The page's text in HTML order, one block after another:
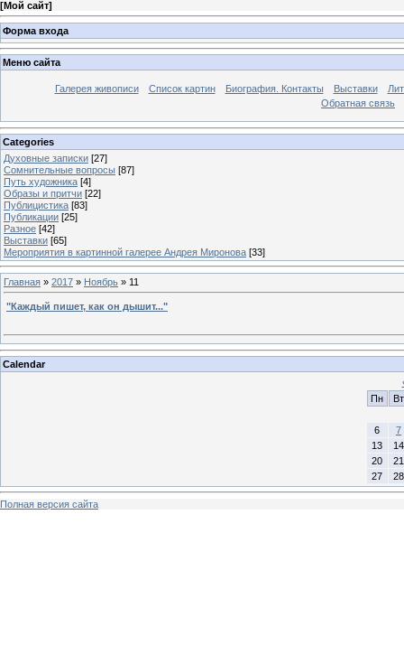
[Мой сайт]
Форма входа
Меню сайта
Галерея живописи Список картин Биография. Контакты Выставки
Обратная связь
Categories
Духовные записки [27]
Сомнительные вопросы [87]
Путь художника [4]
Образы и притчи [22]
Публицистика [83]
Публикации [25]
Разное [42]
Выставки [65]
Мероприятия в картинной галерее Андрея Миронова [33]
Главная » 2017 » Ноябрь » 11
"Каждый пишет, как он дышит..."
Calendar
Пн
Вт
6
7
13
14
20
21
27
28
Полная версия сайта